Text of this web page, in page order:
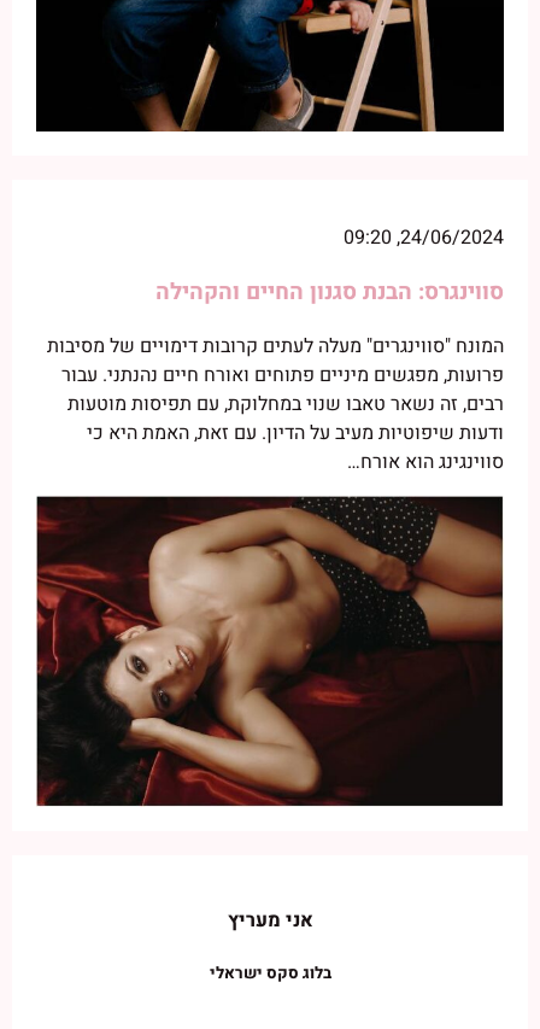
24/06/2024, 09:20
סווינגרס: הבנת סגנון החיים והקהילה
המונח "סווינגרים" מעלה לעתים קרובות דימויים של מסיבות
פרועות, מפגשים מיניים פתוחים ואורח חיים נהנתני. עבור
רבים, זה נשאר טאבו שנוי במחלוקת, עם תפיסות מוטעות
ודעות שיפוטיות מעיב על הדיון. עם זאת, האמת היא כי
סווינגינג הוא אורח…
אני מעריץ
בלוג סקס ישראלי